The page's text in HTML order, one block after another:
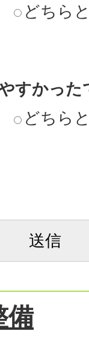
どちら
すかった
どちら
備